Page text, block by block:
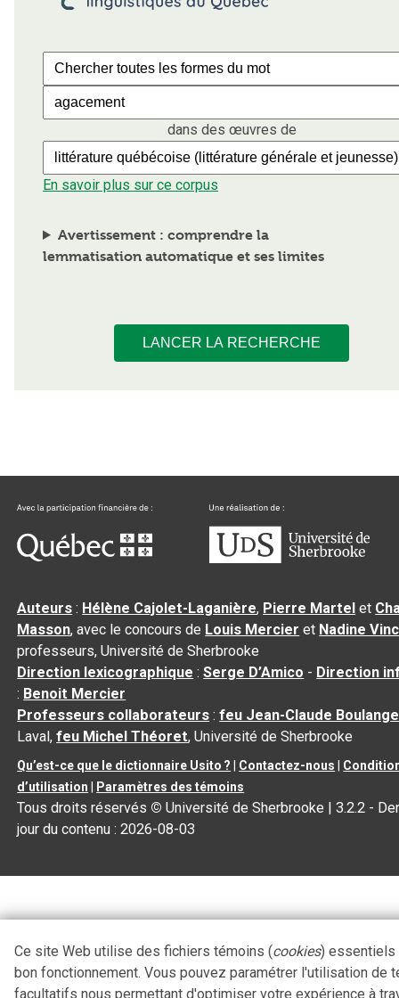
dans des œuvres de
En savoir plus sur ce corpus
Avertissement : comprendre la
lemmatisation automatique et ses limites
LANCER LA RECHERCHE
Auteurs : Hélène Cajolet-Laganière, Pierre Martel et
Masson, avec le concours de Louis Mercier et Nadine
professeurs, Université de Sherbrooke
Direction lexicographique :Serge D’Amico - Direction
: Benoit Mercier
Professeurs collaborateurs :feu Jean-Claude
Laval,feu Michel Théoret, Université de Sherbrooke
Qu’est-ce que le dictionnaire Usito ? Contactez-nous
d’utilisation
Paramètres des témoins
Tous droits réservés © Université de Sherbrooke |3.2.2 -
jour du contenu :2026-08-03
Ce site Web utilise des fichiers témoins (cookies) essentiels
bon fonctionnement. Vous pouvez paramétrer l'utilisation de
facultatifs nous permettant d'optimiser votre expérience à